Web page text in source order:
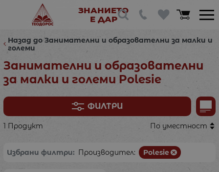
ЗНАНИЕТО
Е ДАР
Назад до Занимателни и образователни за малки и
големи
Занимателни и образователни
за малки и големи Polesie
ФИЛТРИ
1 Продукт По уместност
Избрани филтри: Производител: Polesie